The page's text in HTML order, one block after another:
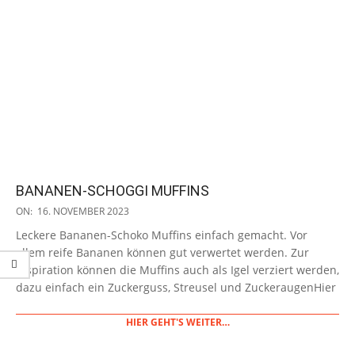
BANANEN-SCHOGGI MUFFINS
2023-
16
ON: 16. NOVEMBER 2023
Leckere Bananen-Schoko Muffins einfach gemacht. Vor
allem reife Bananen können gut verwertet werden. Zur
Inspiration können die Muffins auch als Igel verziert werden,
dazu einfach ein Zuckerguss, Streusel und ZuckeraugenHier
HIER GEHT'S WEITER…